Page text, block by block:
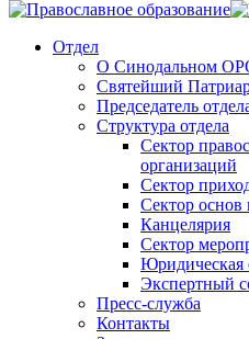
Отдел
О Синодальном
Святейший
Председатель
Структура отдела
Сектор
организаций
Сектор
Сектор основ
Канцелярия
Сектор
Юридическая
Экспертный
Пресс-служба
Контакты